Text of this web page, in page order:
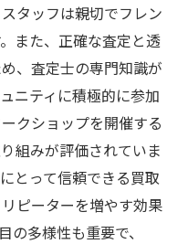
タッフは親切でフレン
また、正確な査定と透
、査定士の専門知識が
ニティに積極的に参加
クショップを開催する
組みが評価されていま
とって信頼できる買取
ピーターを増やす効果
の多様性も重要で、